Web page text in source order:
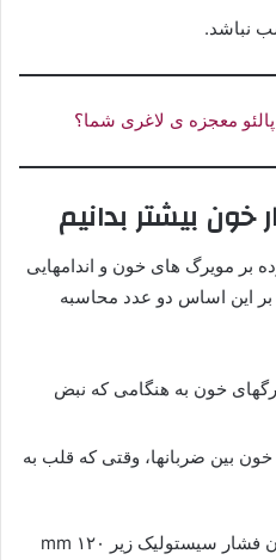
نباشد.
معجزه ی لاغری شما؟
خون بیشتر بدانیم
بر مویرگ های خون و اندامهایی
این اساس دو عدد محاسبه
خون به هنگامی که نبض
بین ضربانها، وقتی که قلب به
فشار خون طبیعی برای بزرگسالان فشار سیستولیک زیر ۱۲۰ mm